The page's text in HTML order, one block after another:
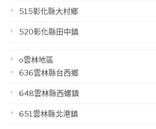
515彰化縣大村鄉
520彰化縣田中鎮
o雲林地區
636雲林縣台西鄉
648雲林縣西螺鎮
651雲林縣北港鎮